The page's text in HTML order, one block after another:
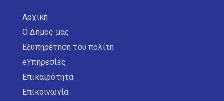
Αρχική
Ο Δήμος μας
Εξυπηρέτηση του πολίτη
eΥπηρεσίες
Επικαιρότητα
Επικοινωνία